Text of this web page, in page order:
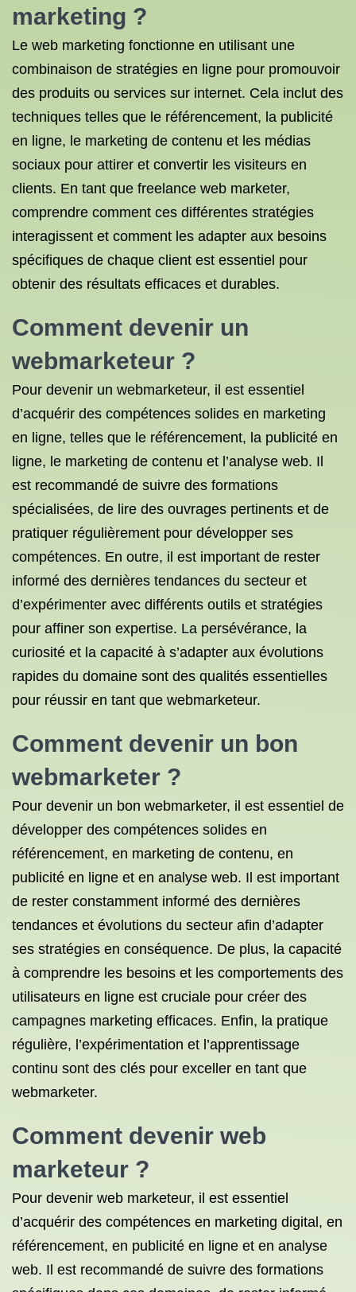
marketing ?
Le web marketing fonctionne en utilisant une
combinaison de stratégies en ligne pour promouvoir
des produits ou services sur internet. Cela inclut des
techniques telles que le référencement, la publicité
en ligne, le marketing de contenu et les médias
sociaux pour attirer et convertir les visiteurs en
clients. En tant que freelance web marketer,
comprendre comment ces différentes stratégies
interagissent et comment les adapter aux besoins
spécifiques de chaque client est essentiel pour
obtenir des résultats efficaces et durables.
Comment devenir un
webmarketeur ?
Pour devenir un webmarketeur, il est essentiel
d’acquérir des compétences solides en marketing
en ligne, telles que le référencement, la publicité en
ligne, le marketing de contenu et l’analyse web. Il
est recommandé de suivre des formations
spécialisées, de lire des ouvrages pertinents et de
pratiquer régulièrement pour développer ses
compétences. En outre, il est important de rester
informé des dernières tendances du secteur et
d’expérimenter avec différents outils et stratégies
pour affiner son expertise. La persévérance, la
curiosité et la capacité à s’adapter aux évolutions
rapides du domaine sont des qualités essentielles
pour réussir en tant que webmarketeur.
Comment devenir un bon
webmarketer ?
Pour devenir un bon webmarketer, il est essentiel de
développer des compétences solides en
référencement, en marketing de contenu, en
publicité en ligne et en analyse web. Il est important
de rester constamment informé des dernières
tendances et évolutions du secteur afin d’adapter
ses stratégies en conséquence. De plus, la capacité
à comprendre les besoins et les comportements des
utilisateurs en ligne est cruciale pour créer des
campagnes marketing efficaces. Enfin, la pratique
régulière, l’expérimentation et l’apprentissage
continu sont des clés pour exceller en tant que
webmarketer.
Comment devenir web
marketeur ?
Pour devenir web marketeur, il est essentiel
d’acquérir des compétences en marketing digital, en
référencement, en publicité en ligne et en analyse
web. Il est recommandé de suivre des formations